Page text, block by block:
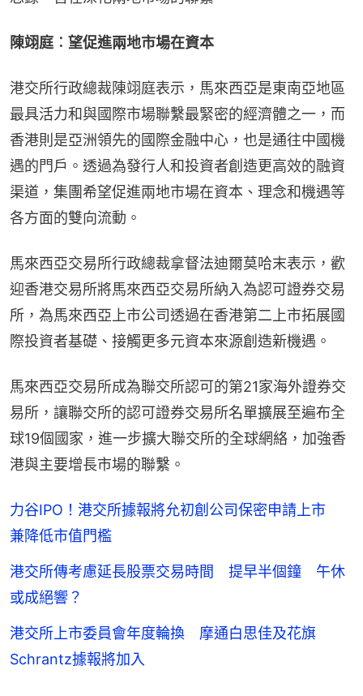
陳翊庭︰望促進兩地市場在資本
港交所行政總裁陳翊庭表示，馬來西亞是東南亞地區
最具活力和與國際市場聯繫最緊密的經濟體之一，而
香港則是亞洲領先的國際金融中心，也是通往中國機
遇的門戶。透過為發行人和投資者創造更高效的融資
渠道，集團希望促進兩地市場在資本、理念和機遇等
各方面的雙向流動。
馬來西亞交易所行政總裁拿督法迪爾莫哈末表示，歡
迎香港交易所將馬來西亞交易所納入為認可證券交易
所，為馬來西亞上市公司透過在香港第二上市拓展國
際投資者基礎、接觸更多元資本來源創造新機遇。
馬來西亞交易所成為聯交所認可的第21家海外證券交
易所，讓聯交所的認可證券交易所名單擴展至遍布全
球19個國家，進一步擴大聯交所的全球網絡，加強香
港與主要增長市場的聯繫。
力谷IPO！港交所據報將允初創公司保密申請上市
兼降低市值門檻
港交所傳考慮延長股票交易時間 提早半個鐘 午休
或成絕響？
港交所上市委員會年度輪換 摩通白思佳及花旗
Schrantz據報將加入